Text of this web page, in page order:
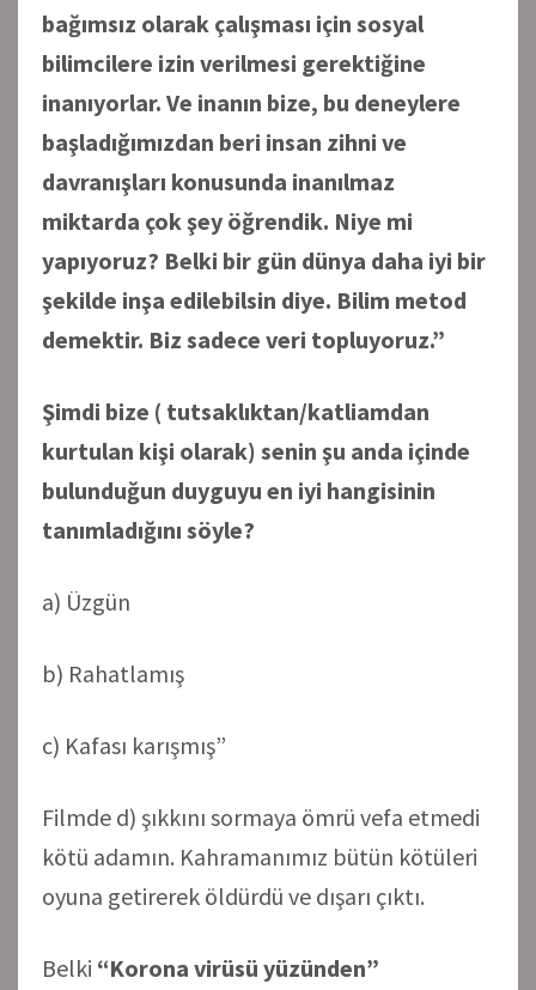
bağımsız olarak çalışması için sosyal
bilimcilere izin verilmesi gerektiğine
inanıyorlar. Ve inanın bize, bu deneylere
başladığımızdan beri insan zihni ve
davranışları konusunda inanılmaz
miktarda çok şey öğrendik. Niye mi
yapıyoruz? Belki bir gün dünya daha iyi bir
şekilde inşa edilebilsin diye. Bilim metod
demektir. Biz sadece veri topluyoruz.”
Şimdi bize ( tutsaklıktan/katliamdan
kurtulan kişi olarak) senin şu anda içinde
bulunduğun duyguyu en iyi hangisinin
tanımladığını söyle?
a) Üzgün
b) Rahatlamış
c) Kafası karışmış”
Filmde d) şıkkını sormaya ömrü vefa etmedi
kötü adamın. Kahramanımız bütün kötüleri
oyuna getirerek öldürdü ve dışarı çıktı.
Belki “Korona virüsü yüzünden”